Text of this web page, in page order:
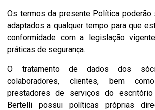
Os termos da presente Política poderão
adaptados a qualquer tempo para que
conformidade com a legislação
práticas de segurança.
O tratamento de dados dos
colaboradores, clientes, bem
prestadores de serviços do
Bertelli possui políticas próprias